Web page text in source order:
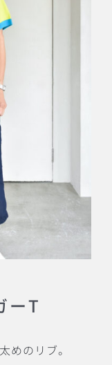
ーT
めのリブ。